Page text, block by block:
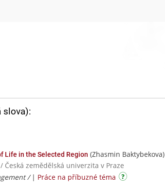
slova):
Life in the Selected Region (Zhasmin Baktybekova)
zemědělská univerzita v Praze
/ | Práce na příbuzné téma